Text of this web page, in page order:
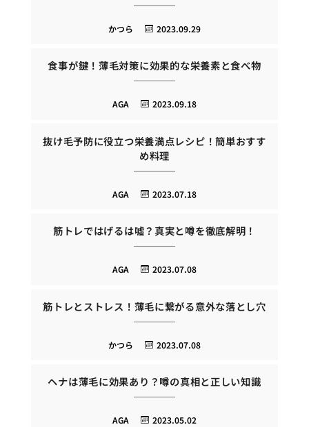
2023.09.29
かつら
食事が鍵！薄毛対策に効果的な栄養素と食べ物
2023.09.18
AGA
抜け毛予防に役立つ栄養満点レシピ！簡単おすす
め料理
2023.07.18
AGA
筋トレではげるは嘘？真実と噂を徹底解明！
2023.07.08
AGA
筋トレとストレス！薄毛に繋がる意外な落とし穴
2023.07.08
かつら
ヘナは薄毛に効果あり？噂の真相と正しい知識
2023.05.02
AGA